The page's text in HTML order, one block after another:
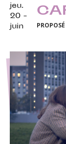
jeu.
20 -
juin